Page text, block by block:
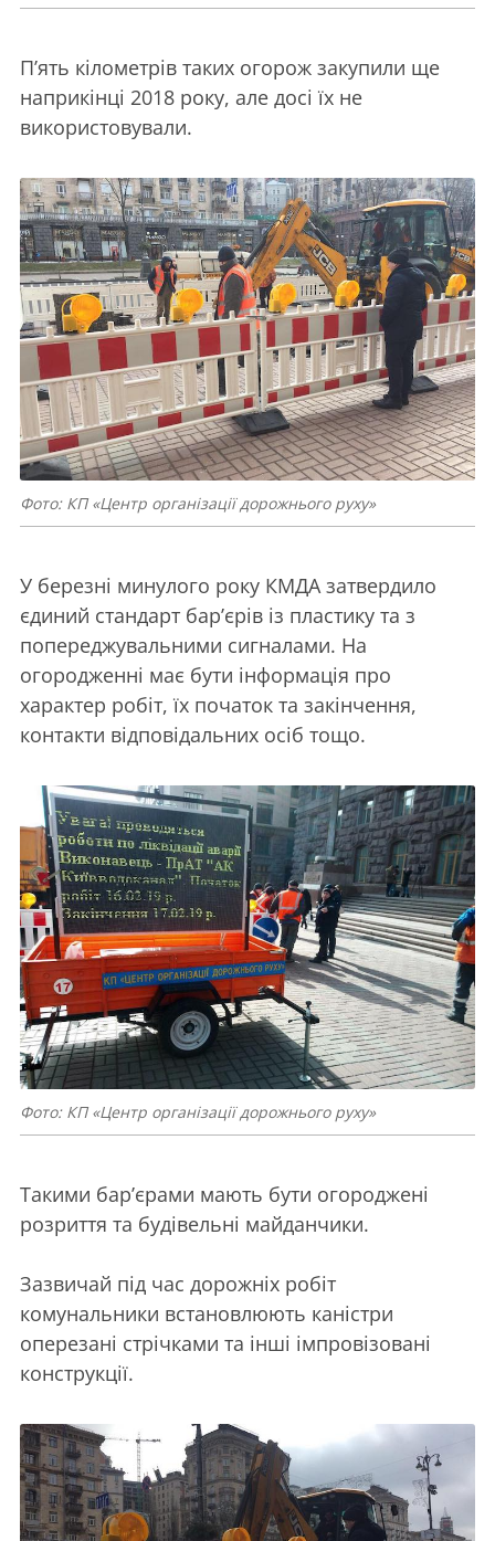
П’ять кілометрів таких огорож закупили ще
наприкінці 2018 року, але досі їх не
використовували.
Фото: КП «Центр організації дорожнього руху»
У березні минулого року КМДА затвердило
єдиний стандарт бар’єрів із пластику та з
попереджувальними сигналами. На
огородженні має бути інформація про
характер робіт, їх початок та закінчення,
контакти відповідальних осіб тощо.
Фото: КП «Центр організації дорожнього руху»
Такими бар’єрами мають бути огороджені
розриття та будівельні майданчики.
Зазвичай під час дорожніх робіт
комунальники встановлюють каністри
оперезані стрічками та інші імпровізовані
конструкції.